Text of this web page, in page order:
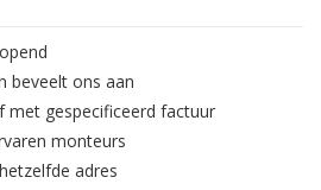
beveelt ons aan
met gespecificeerd factuur
monteurs
adres